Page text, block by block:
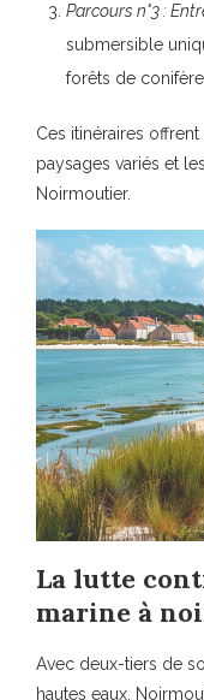
Parcours n°3 :
submersible
forêts de
Ces itinéraires
paysages variés et
Noirmoutier.
La lutte
marine à
Avec deux-tiers de
hautes eaux,